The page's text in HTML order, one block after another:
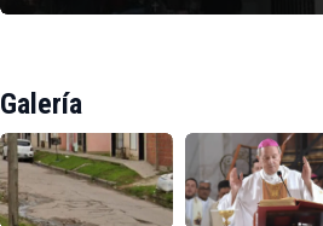
Galería